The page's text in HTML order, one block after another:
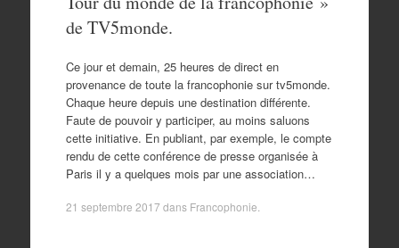
de TV5monde.
Ce jour et demain, 25 heures de direct en
provenance de toute la francophonie sur tv5monde.
Chaque heure depuis une destination différente.
Faute de pouvoir y participer, au moins saluons
cette initiative. En publiant, par exemple, le compte
rendu de cette conférence de presse organisée à
Paris il y a quelques mois par une association…
21 septembre 2017 dans Francophonie